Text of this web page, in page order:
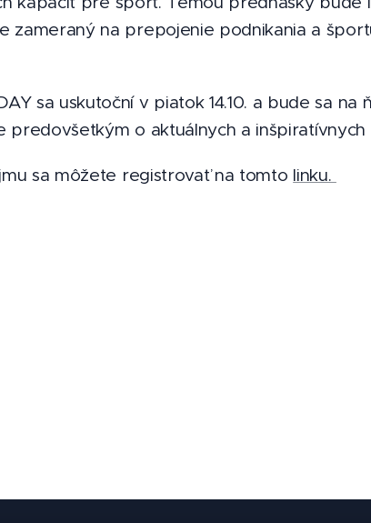
zameraný na prepojenie podnikania a
sa uskutoční v piatok 14.10. a bude sa
predovšetkým o aktuálnych a
sa môžete registrovať na tomto linku.